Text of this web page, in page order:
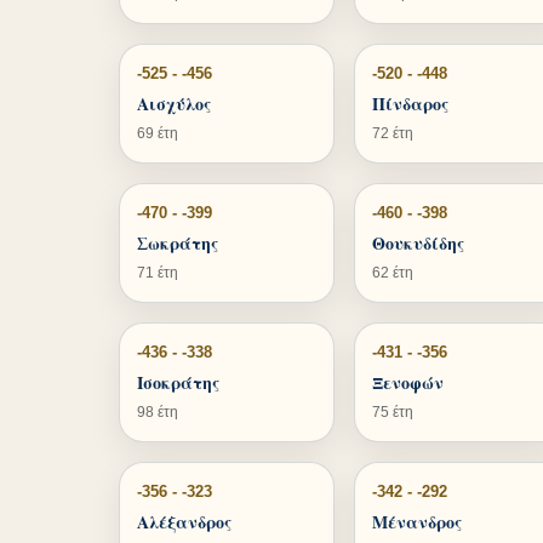
-525 - -456
Αισχύλος
69 έτη
-520 - -448
Πίνδαρος
72 έτη
-470 - -399
Σωκράτης
71 έτη
-460 - -398
Θουκυδίδης
62 έτη
-436 - -338
Ισοκράτης
98 έτη
-431 - -356
Ξενοφών
75 έτη
-356 - -323
Αλέξανδρος
-342 - -292
Μένανδρος